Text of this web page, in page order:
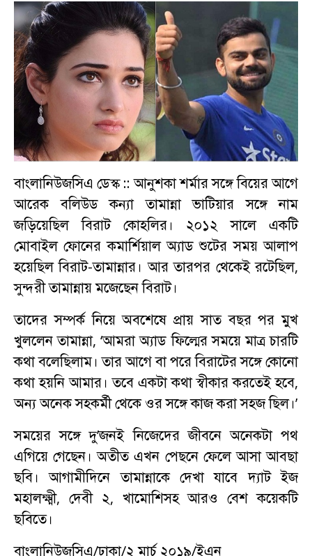
বাংলানিউজসিএ ডেস্ক ::আনুশকা শর্মার সঙ্গে বিয়ের আগে
আরেক বলিউড কন্যা তামান্না ভাটিয়ার সঙ্গে নাম
জড়িয়েছিল বিরাট কোহলির। ২০১২ সালে একটি
মোবাইল ফোনের কমার্শিয়াল অ্যাড শুটের সময় আলাপ
হয়েছিল বিরাট-তামান্নার। আর তারপর থেকেই রটেছিল,
সুন্দরী তামান্নায় মজেছেন বিরাট।
তাদের সম্পর্ক নিয়ে অবশেষে প্রায় সাত বছর পর মুখ
খুললেন তামান্না, ‘আমরা অ্যাড ফিল্মের সময়ে মাত্র চারটি
কথা বলেছিলাম। তার আগে বা পরে বিরাটের সঙ্গে কোনো
কথা হয়নি আমার। তবে একটা কথা স্বীকার করতেই হবে,
অন্য অনেক সহকর্মী থেকে ওর সঙ্গে কাজ করা সহজ ছিল।’
সময়ের সঙ্গে দু’জনই নিজেদের জীবনে অনেকটা পথ
এগিয়ে গেছেন। অতীত এখন পেছনে ফেলে আসা আবছা
ছবি। আগামীদিনে তামান্নাকে দেখা যাবে দ্যাট ইজ
মহালক্ষ্মী, দেবী ২, খামোশিসহ আরও বেশ কয়েকটি
ছবিতে।
বাংলানিউজসিএ/ঢাকা/২ মার্চ ২০১৯/ইএন